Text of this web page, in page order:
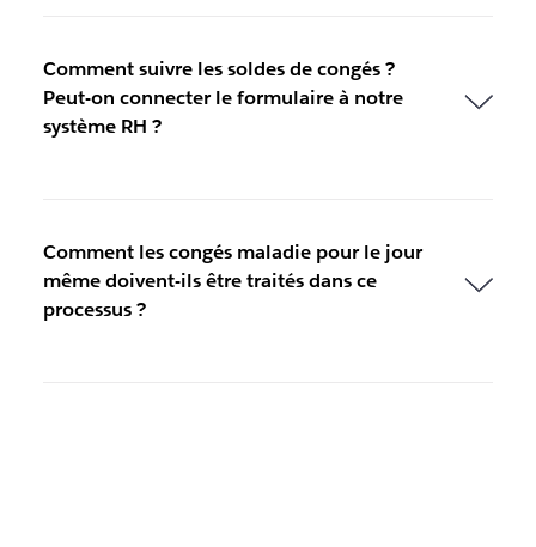
Comment suivre les soldes de congés ?
Peut-on connecter le formulaire à notre
système RH ?
Comment les congés maladie pour le jour
même doivent-ils être traités dans ce
processus ?